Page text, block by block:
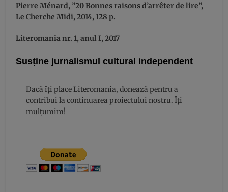
Pierre Ménard, ”20 Bonnes raisons d’arrêter de lire”,
Le Cherche Midi, 2014, 128 p.
Literomania nr. 1, anul I, 2017
Susține jurnalismul cultural independent
Dacă îți place Literomania, donează pentru a
contribui la continuarea proiectului nostru. Îți
mulțumim!